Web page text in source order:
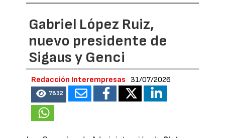
Gabriel López Ruiz,
nuevo presidente de
Sigaus y Genci
Redacción Interempresas 31/07/2026
7832